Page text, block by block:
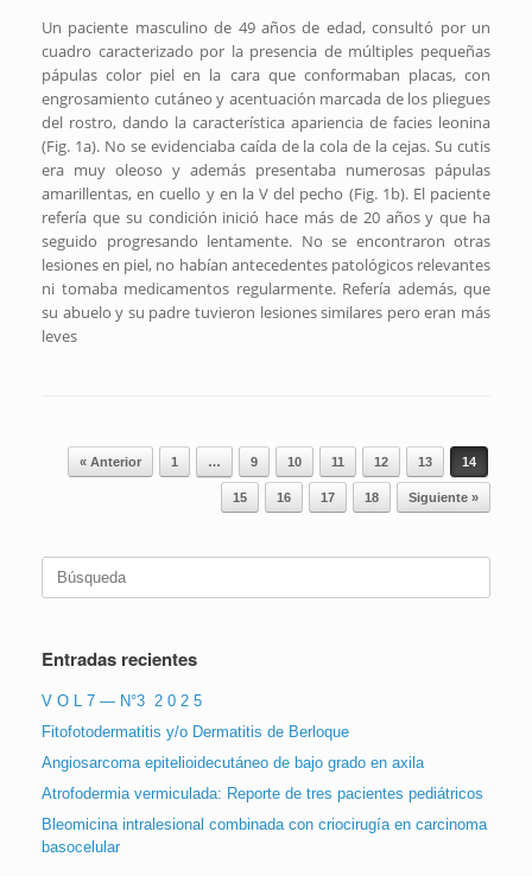
Un paciente masculino de 49 años de edad, consultó por un
cuadro caracterizado por la presencia de múltiples pequeñas
pápulas color piel en la cara que conformaban placas, con
engrosamiento cutáneo y acentuación marcada de los pliegues
del rostro, dando la característica apariencia de facies leonina
(Fig. 1a). No se evidenciaba caída de la cola de la cejas. Su cutis
era muy oleoso y además presentaba numerosas pápulas
amarillentas, en cuello y en la V del pecho (Fig. 1b). El paciente
refería que su condición inició hace más de 20 años y que ha
seguido progresando lentamente. No se encontraron otras
lesiones en piel, no habían antecedentes patológicos relevantes
ni tomaba medicamentos regularmente. Refería además, que
su abuelo y su padre tuvieron lesiones similares pero eran más
leves
Navegador de artículos
« Anterior 1 … 9 10 11 12 13 14
15 16 17 18 Siguiente »
Buscar:
Entradas recientes
V O L 7 — N°3 2 0 2 5
Fitofotodermatitis y/o Dermatitis de Berloque
Angiosarcoma epitelioidecutáneo de bajo grado en axila
Atrofodermia vermiculada: Reporte de tres pacientes pediátricos
Bleomicina intralesional combinada con criocirugía en carcinoma
basocelular